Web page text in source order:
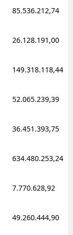
85.536.212,74
26.128.191,00
149.318.118,44
52.065.239,39
36.451.393,75
634.480.253,24
7.770.628,92
49.260.444,90